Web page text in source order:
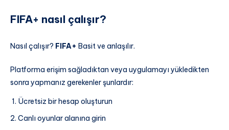
FIFA+ nasıl çalışır?
Nasıl çalışır? FIFA+ Basit ve anlaşılır.
Platforma erişim sağladıktan veya uygulamayı yükledikten
sonra yapmanız gerekenler şunlardır:
Ücretsiz bir hesap oluşturun
Canlı oyunlar alanına girin